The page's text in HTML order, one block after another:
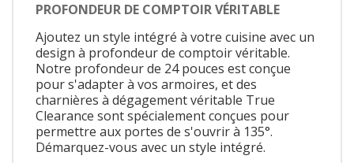
PROFONDEUR DE COMPTOIR VÉRITABLE
Ajoutez un style intégré à votre cuisine avec un
design à profondeur de comptoir véritable.
Notre profondeur de 24 pouces est conçue
pour s'adapter à vos armoires, et des
charnières à dégagement véritable True
Clearance sont spécialement conçues pour
permettre aux portes de s'ouvrir à 135°.
Démarquez-vous avec un style intégré.